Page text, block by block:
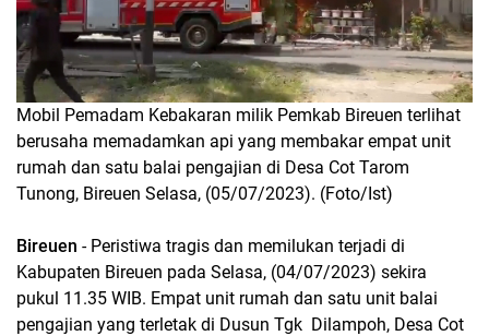
Mobil Pemadam Kebakaran milik Pemkab Bireuen terlihat
berusaha memadamkan api yang membakar empat unit
rumah dan satu balai pengajian di Desa Cot Tarom
Tunong, Bireuen Selasa, (05/07/2023). (Foto/Ist)
Bireuen - Peristiwa tragis dan memilukan terjadi di
Kabupaten Bireuen pada Selasa, (04/07/2023) sekira
pukul 11.35 WIB. Empat unit rumah dan satu unit balai
pengajian yang terletak di Dusun Tgk Dilampoh, Desa Cot